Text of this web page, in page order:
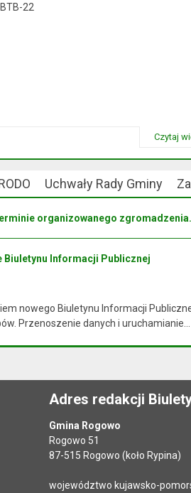
22
Czytaj
Uchwały Rady Gminy
organizowanego zgromadzenia.
Biuletynu Informacji Publicznej
nowego Biuletynu Informacji
Przenoszenie danych i uruchamianie...
Adres redakcji
Gmina Rogowo
Rogowo 51
87-515 Rogowo (koło Rypina)
województwo kujawsko-